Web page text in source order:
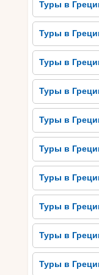
из желтого
лимоном.
кухню и
наследием
Как
в
Если вы
путешествии
идеальный
определите
Хотите
солнечными
интересна
разные
рейтинги
проживания.
Туры в
Туры в
Туры в
Туры в
Туры в
Туры в
Туры в
Туры в
Туры в
Туры в